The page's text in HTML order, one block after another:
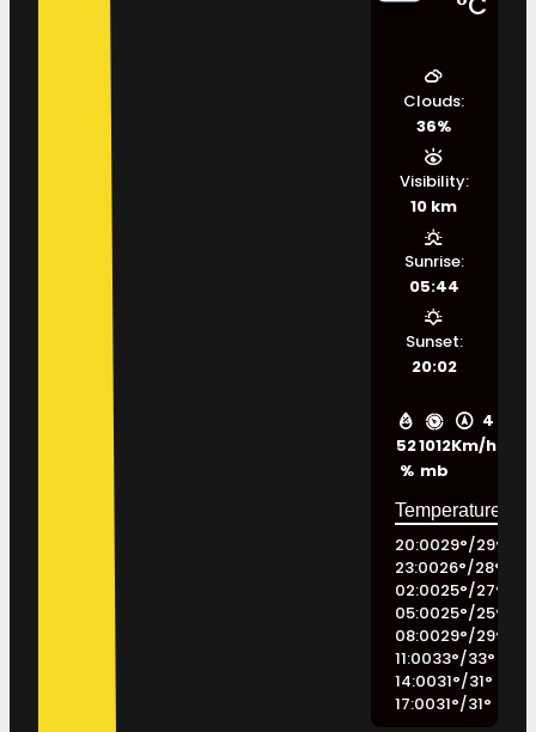
52
%
1012
mb
4
Km/h
Clouds:
36%
Visibility:
10 km
Sunrise:
05:44
Sunset:
20:02
20:0029°/29°
23:0026°/28°
02:0025°/27°
05:0025°/25°
08:0029°/29°
11:0033°/33°
14:0031°/31°
17:0031°/31°